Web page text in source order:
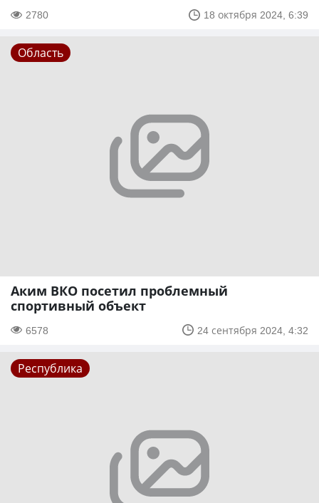
2780 18 октября 2024, 6:39
Область
Аким ВКО посетил проблемный
спортивный объект
6578 24 сентября 2024, 4:32
Республика